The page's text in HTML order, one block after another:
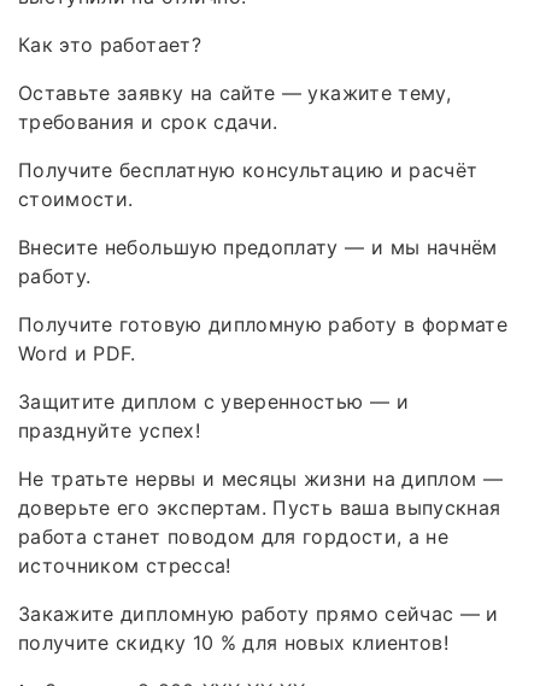
Как это работает?
Оставьте заявку на сайте — укажите тему,
требования и срок сдачи.
Получите бесплатную консультацию и расчёт
стоимости.
Внесите небольшую предоплату — и мы начнём
работу.
Получите готовую дипломную работу в формате
Word и PDF.
Защитите диплом с уверенностью — и
празднуйте успех!
Не тратьте нервы и месяцы жизни на диплом —
доверьте его экспертам. Пусть ваша выпускная
работа станет поводом для гордости, а не
источником стресса!
Закажите дипломную работу прямо сейчас — и
получите скидку 10 % для новых клиентов!